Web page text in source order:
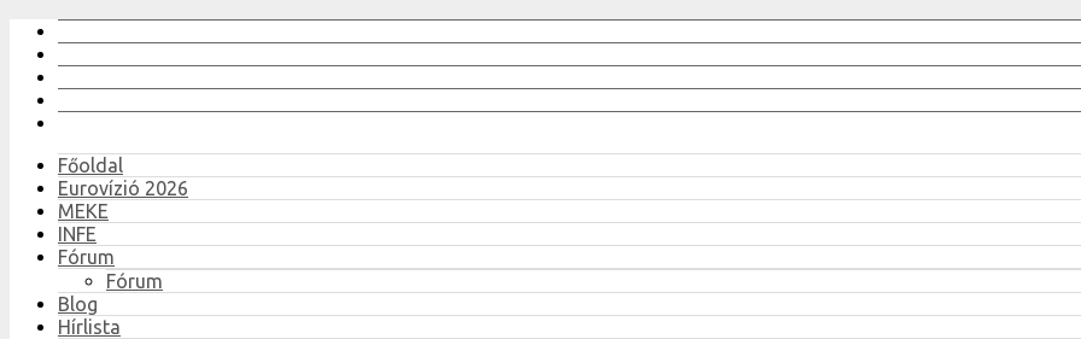
Főoldal
Eurovízió 2026
MEKE
INFE
Fórum
Fórum
Blog
Hírlista